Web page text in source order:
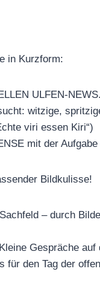
in Kurzform:
ULFEN-
witzige,
viri essen Kiri“)
mit der
Bildkulisse!
– durch
Gespräche
für den Tag der